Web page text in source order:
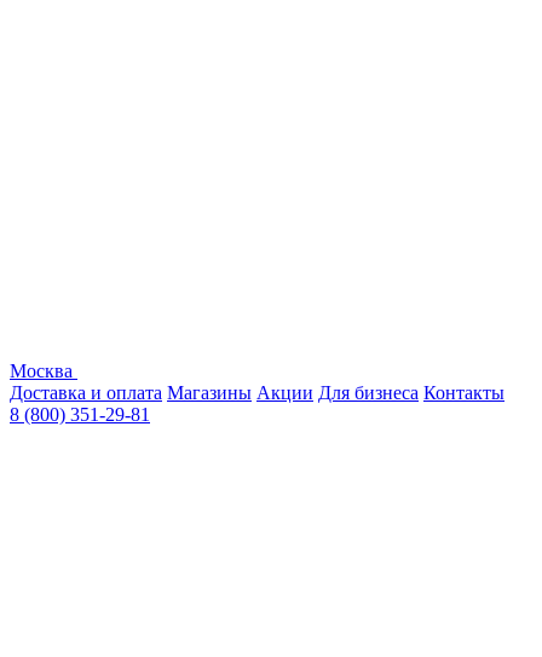
Москва
Доставка и оплата Магазины Акции Для бизнеса Контакты
8 (800) 351-29-81